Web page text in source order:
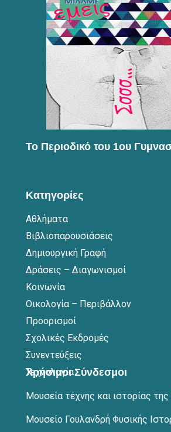
Το Περιοδικό του 1ου
Κατηγορίες
Αθλήματα
Βιβλιοπαρουσιάσεις
Δημιουργική Γραφή
Δράσεις – Διαγωνισμοί
Κοινωνία
Οικολογία – Περιβάλλον
Προορισμοί
Σχολικές Εκδρομές
Συνεντεύξεις
Τεχνολογία
Χρήσιμοι Σύνδεσμοι
Μουσεία τέχνης και ιστορίας
Μουσείο Γουλανδρή Φυσικής